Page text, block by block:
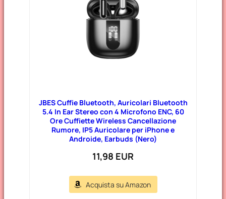
JBES Cuffie Bluetooth, Auricolari Bluetooth
5.4 In Ear Stereo con 4 Microfono ENC, 60
Ore Cuffiette Wireless Cancellazione
Rumore, IP5 Auricolare per iPhone e
Androide, Earbuds (Nero)
11,98 EUR
Acquista su Amazon